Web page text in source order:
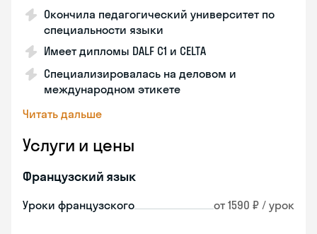
Окончила педагогический университет по
специальности языки
Имеет дипломы DALF C1 и CELTA
Специализировалась на деловом и
международном этикете
Читать дальше
Услуги и цены
Французский язык
Уроки французского от 1590 ₽ / урок